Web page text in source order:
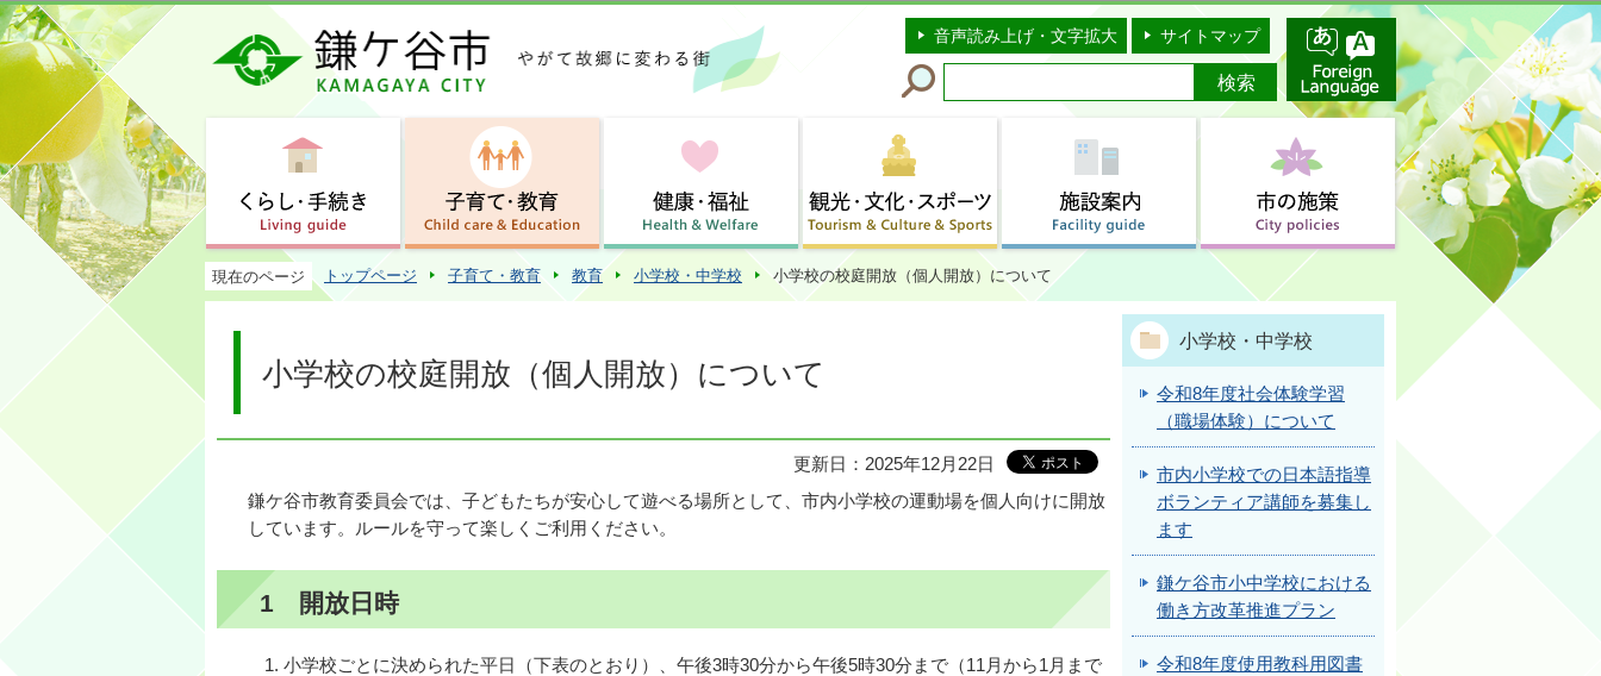
このページの本文へ移動
音声読み上げ・文字拡大 サイトマップ
現在のページ トップページ 子育て・教育 教育 小学校・中学校 小学校の校庭開放（個人開放）について
小学校の校庭開放（個人開放）について
更新日：2025年12月22日
鎌ケ谷市教育委員会では、子どもたちが安心して遊べる場所として、市内小学校の運動場を個人向けに開放
しています。ルールを守って楽しくご利用ください。
1 開放日時
小学校ごとに決められた平日（下表のとおり）、午後3時30分から午後5時30分まで（11月から1月まで
小学校・中学校
令和8年度社会体験学習
（職場体験）について
市内小学校での日本語指導
ボランティア講師を募集し
ます
鎌ケ谷市小中学校における
働き方改革推進プラン
令和8年度使用教科用図書